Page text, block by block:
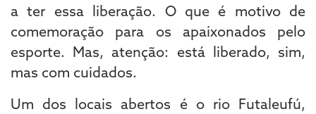
a ter essa liberação. O que é motivo de
comemoração para os apaixonados pelo
esporte. Mas, atenção: está liberado, sim,
mas com cuidados.
Um dos locais abertos é o rio Futaleufú,